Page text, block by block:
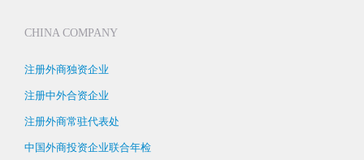
CHINA COMPANY
注册外商独资企业
注册中外合资企业
注册外商常驻代表处
中国外商投资企业联合年检